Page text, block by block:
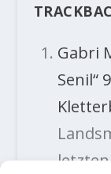
Gabri
Senil“